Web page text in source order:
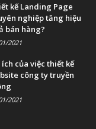
kế Landing Page
nghiệp tăng hiệu
bán hàng?
2021
ích của việc thiết kế
công ty truyền
2021